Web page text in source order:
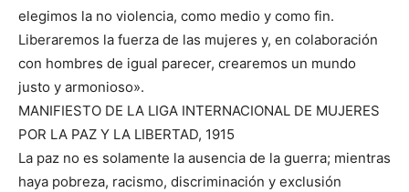
elegimos la no violencia, como medio y como fin.
Liberaremos la fuerza de las mujeres y, en colaboración
con hombres de igual parecer, crearemos un mundo
justo y armonioso».
MANIFIESTO DE LA LIGA INTERNACIONAL DE MUJERES
POR LA PAZ Y LA LIBERTAD, 1915
La paz no es solamente la ausencia de la guerra; mientras
haya pobreza, racismo, discriminación y exclusión